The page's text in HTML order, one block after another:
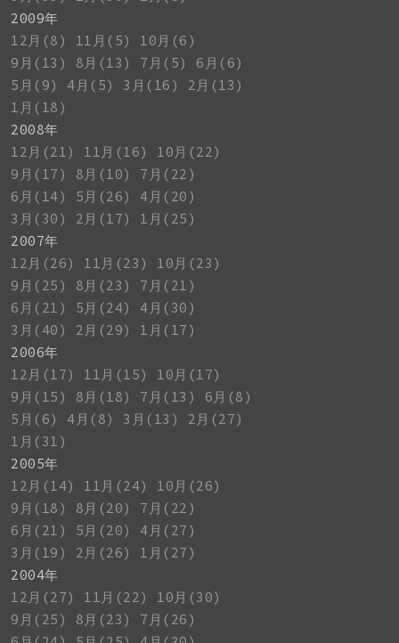
2009年
12月(8)
11月(5)
10月(6)
9月(13)
8月(13) 7月(5)
6月(6)
5月(9)
4月(5) 3月(16)
2月(13)
1月(18)
2008年
12月(21)
11月(16)
10月(22)
9月(17)
8月(10)
7月(22)
6月(14)
5月(26)
4月(20)
3月(30)
2月(17)
1月(25)
2007年
12月(26)
11月(23)
10月(23)
9月(25)
8月(23)
7月(21)
6月(21)
5月(24)
4月(30)
3月(40)
2月(29)
1月(17)
2006年
12月(17)
11月(15)
10月(17)
9月(15)
8月(18) 7月(13)
6月(8)
5月(6)
4月(8) 3月(13)
2月(27)
1月(31)
2005年
12月(14)
11月(24)
10月(26)
9月(18)
8月(20)
7月(22)
6月(21)
5月(20)
4月(27)
3月(19)
2月(26)
1月(27)
2004年
12月(27)
11月(22)
10月(30)
9月(25)
8月(23)
7月(26)